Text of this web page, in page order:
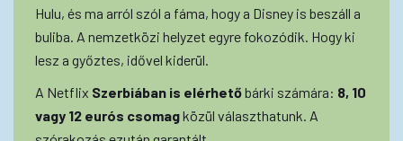
Hulu, és ma arról szól a fáma, hogy a Disney is beszáll a
buliba. A nemzetközi helyzet egyre fokozódik. Hogy ki
lesz a győztes, idővel kiderül.
A Netflix Szerbiában is elérhetőbárki számára: 8, 10
vagy 12 eurós csomagközül választhatunk. A